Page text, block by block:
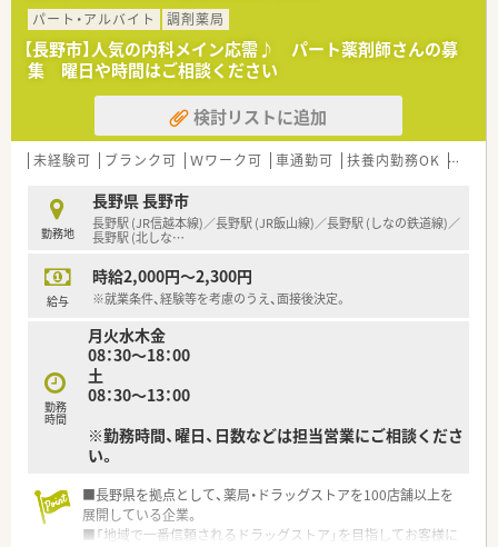
パート・アルバイト
調剤薬局
【長野市】人気の内科メイン応需♪ パート薬剤師さんの募
集 曜日や時間はご相談ください
検討リストに追加
未経験可 ブランク可 Ｗワーク可 車通勤可 扶養内勤務OK 大手
勤務地
長野県 長野市
長野駅 (JR信越本線)／長野駅 (JR飯山線)／長野駅 (しなの鉄道線)／
長野駅 (北しな…
給与
時給2,000円～2,300円
※就業条件、経験等を考慮のうえ、面接後決定。
勤務
時間
月火水木金
08：30～18：00
土
08：30～13：00
※勤務時間、曜日、日数などは担当営業にご相談くださ
い。
■長野県を拠点として、薬局・ドラッグストアを100店舗以上を
展開している企業。
■「地域で一番信頼されるドラッグストア」を目指してお客様に